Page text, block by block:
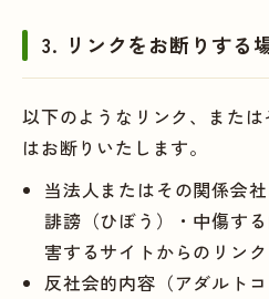
3. リンクをお断りする
以下のようなリンク、また
はお断りいたします。
当法人またはその関係会
誹謗（ひぼう）・中傷す
害するサイトからのリンク
反社会的内容（アダルト